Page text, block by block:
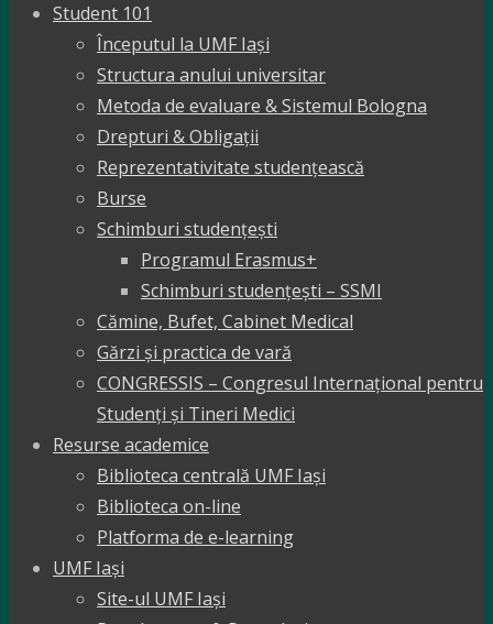
Student 101
Începutul la UMF Iași
Structura anului universitar
Metoda de evaluare & Sistemul Bologna
Drepturi & Obligații
Reprezentativitate studențească
Burse
Schimburi studențești
Programul Erasmus+
Schimburi studențești – SSMI
Cămine, Bufet, Cabinet Medical
Gărzi și practica de vară
CONGRESSIS – Congresul Internațional pentru
Studenți și Tineri Medici
Resurse academice
Biblioteca centrală UMF Iași
Biblioteca on-line
Platforma de e-learning
UMF Iași
Site-ul UMF Iași